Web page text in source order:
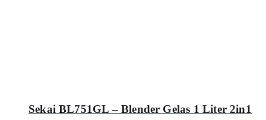
Sekai BL751GL – Blender Gelas 1 Liter 2in1